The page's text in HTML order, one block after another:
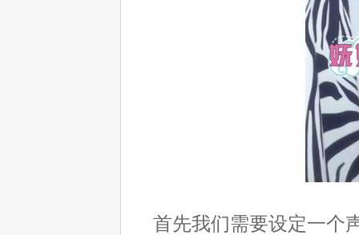
首先我们需要设定一个